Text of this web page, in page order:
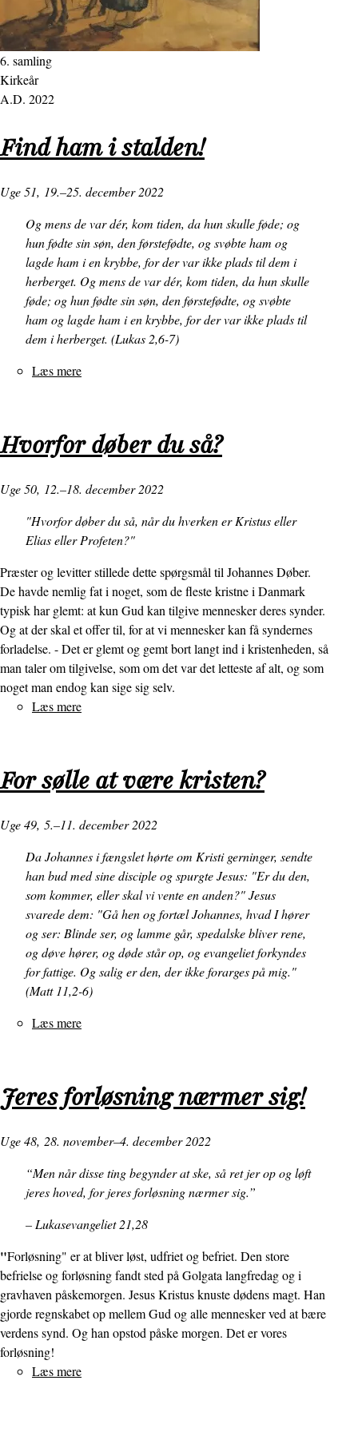
6. samling
Kirkeår
A.D. 2022
Find ham i stalden!
Uge 51, 19.–25. december 2022
Og mens de var dér, kom tiden, da hun skulle føde; og
hun fødte sin søn, den førstefødte, og svøbte ham og
lagde ham i en krybbe, for der var ikke plads til dem i
herberget. Og mens de var dér, kom tiden, da hun skulle
føde; og hun fødte sin søn, den førstefødte, og svøbte
ham og lagde ham i en krybbe, for der var ikke plads til
dem i herberget. (Lukas 2,6-7)
Læs mere
stalden!
Hvorfor døber du så?
Uge 50, 12.–18. december 2022
"Hvorfor døber du så, når du hverken er Kristus eller
Elias eller Profeten?"
Præster og levitter stillede dette spørgsmål til Johannes Døber.
De havde nemlig fat i noget, som de fleste kristne i Danmark
typisk har glemt: at kun Gud kan tilgive mennesker deres synder.
Og at der skal et offer til, for at vi mennesker kan få syndernes
forladelse. - Det er glemt og gemt bort langt ind i kristenheden, så
man taler om tilgivelse, som om det var det letteste af alt, og som
noget man endog kan sige sig selv.
Læs mere
så?
For sølle at være kristen?
Uge 49, 5.–11. december 2022
Da Johannes i fængslet hørte om Kristi gerninger, sendte
han bud med sine disciple og spurgte Jesus: "Er du den,
som kommer, eller skal vi vente en anden?" Jesus
svarede dem: "Gå hen og fortæl Johannes, hvad I hører
og ser: Blinde ser, og lamme går, spedalske bliver rene,
og døve hører, og døde står op, og evangeliet forkyndes
for fattige. Og salig er den, der ikke forarges på mig."
(Matt 11,2-6)
Læs mere
være
Jeres forløsning nærmer sig!
Uge 48, 28. november–4. december 2022
“Men når disse ting begynder at ske, så ret jer op og løft
jeres hoved, for jeres forløsning nærmer sig.”
– Lukasevangeliet 21,28
"Forløsning" er at bliver løst, udfriet og befriet. Den store
befrielse og forløsning fandt sted på Golgata langfredag og i
gravhaven påskemorgen. Jesus Kristus knuste dødens magt. Han
gjorde regnskabet op mellem Gud og alle mennesker ved at bære
verdens synd. Og han opstod påske morgen. Det er vores
forløsning!
Læs mere